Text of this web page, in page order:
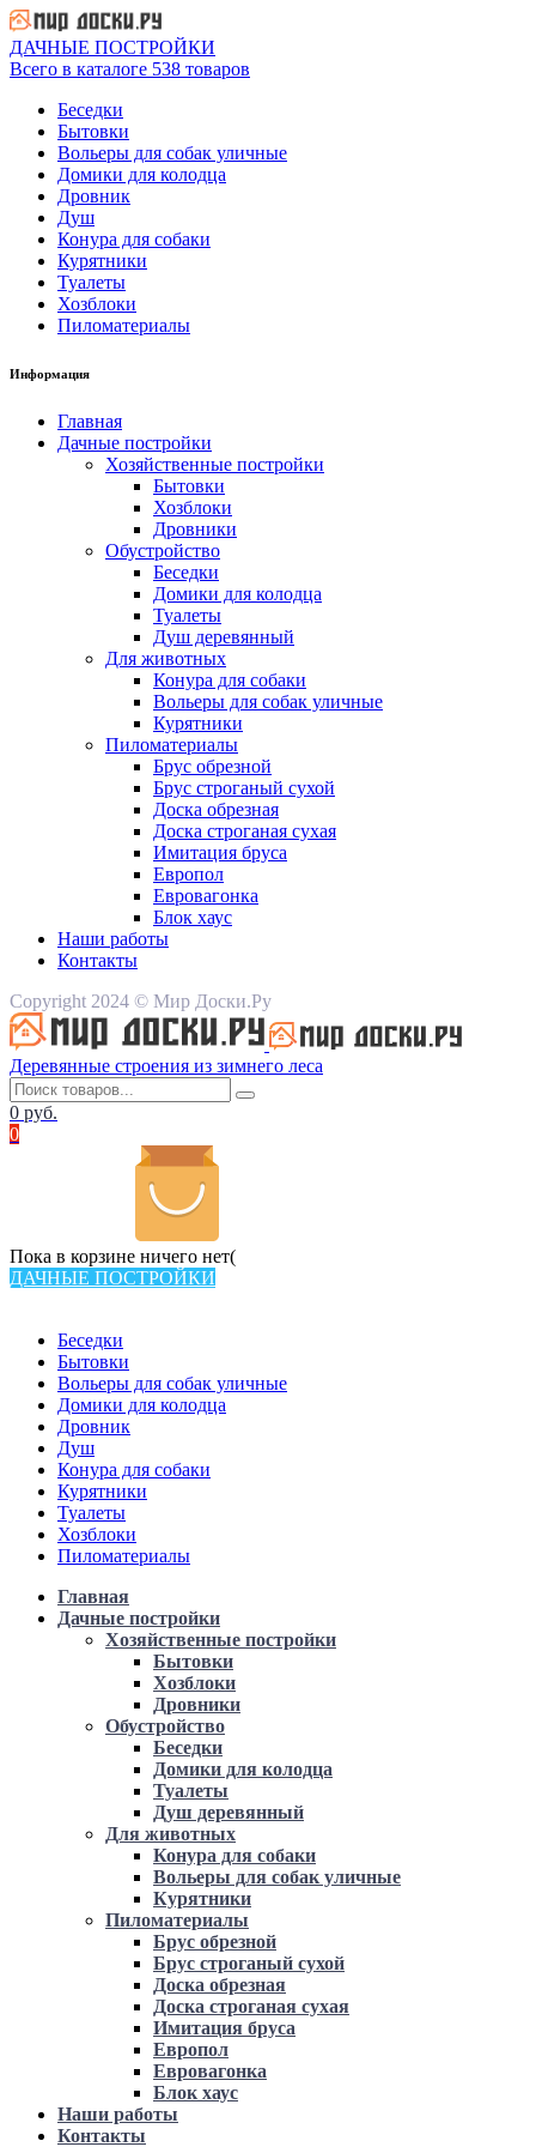
ДАЧНЫЕ ПОСТРОЙКИ
Всего в каталоге 538 товаров
Беседки
Бытовки
Вольеры для собак уличные
Домики для колодца
Дровник
Душ
Конура для собаки
Курятники
Туалеты
Хозблоки
Пиломатериалы
Информация
Главная
Дачные постройки
Хозяйственные постройки
Бытовки
Хозблоки
Дровники
Обустройство
Беседки
Домики для колодца
Туалеты
Душ деревянный
Для животных
Конура для собаки
Вольеры для собак уличные
Курятники
Пиломатериалы
Брус обрезной
Брус строганый сухой
Доска обрезная
Доска строганая сухая
Имитация бруса
Европол
Евровагонка
Блок хаус
Наши работы
Контакты
Copyright 2024 © Мир Доски.Ру
Деревянные строения из зимнего леса
0 руб.
0
Пока в корзине ничего нет(
ДАЧНЫЕ ПОСТРОЙКИ
Беседки
Бытовки
Вольеры для собак уличные
Домики для колодца
Дровник
Душ
Конура для собаки
Курятники
Туалеты
Хозблоки
Пиломатериалы
Главная
Дачные постройки
Хозяйственные постройки
Бытовки
Хозблоки
Дровники
Обустройство
Беседки
Домики для колодца
Туалеты
Душ деревянный
Для животных
Конура для собаки
Вольеры для собак уличные
Курятники
Пиломатериалы
Брус обрезной
Брус строганый сухой
Доска обрезная
Доска строганая сухая
Имитация бруса
Европол
Евровагонка
Блок хаус
Наши работы
Контакты